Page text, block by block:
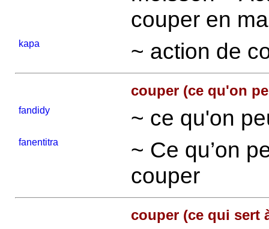
couper en
kapa ~ action de
couper (ce qu'on
fandidy ~ ce qu'on
fanentitra
~ Ce qu’on
couper
couper (ce qui sert